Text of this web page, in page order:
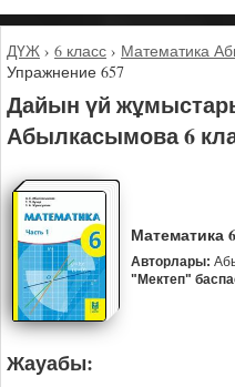
ДҮЖ › 6 класс › Математика
Упражнение 657
Дайын үй
Абылкасымова 6
Математика
Авторлары:
"Мектеп"
Жауабы: